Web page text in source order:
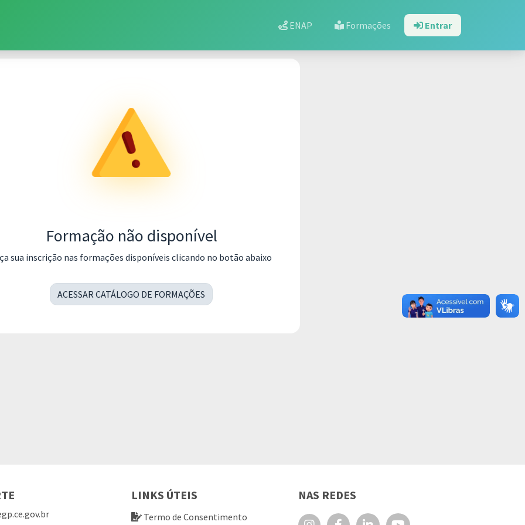
ENAP Formações Entrar
Formação não disponível
sua inscrição nas formações disponíveis clicando no botão abaixo
ACESSAR CATÁLOGO DE FORMAÇÕES
LINKS ÚTEIS
Termo de Consentimento
NAS REDES